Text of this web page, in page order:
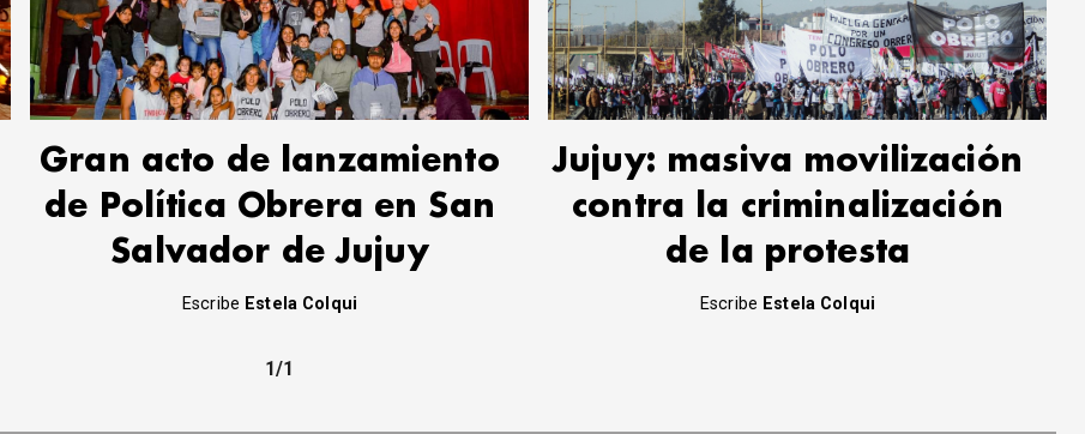
Gran acto de lanzamiento
de Política Obrera en San
Salvador de Jujuy
Escribe Estela Colqui
Jujuy: masiva movilización
contra la criminalización
de la protesta
Escribe Estela Colqui
1/1